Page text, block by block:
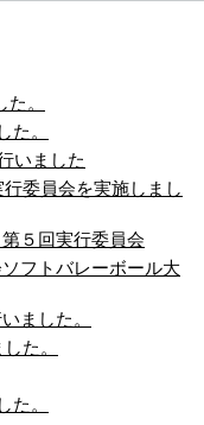
。
。
いました
委員会を実施しまし
５回実行委員会
フトバレーボール大
ました。
た。
。